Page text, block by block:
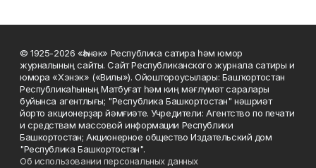
© 1925-2026 «Һәнәк» Республика сатира һәм юмор
журналының сайты. Сайт Республиканского журнала сатиры и
юмора «Хэнэк» («Вилы»). Ойоштороусылары: Башҡортостан
Республикаһының Матбуғат һәм киң мәғлүмәт саралары
буйынса агентлығы; "Республика Башкортостан" нәшриәт
йорто акционерҙар йәмғиәте. Учредители: Агентство по печати
и средствам массовой информации Республики
Башкортостан; Акционерное общество Издательский дом
"Республика Башкортостан".
Об использовании персональных данных